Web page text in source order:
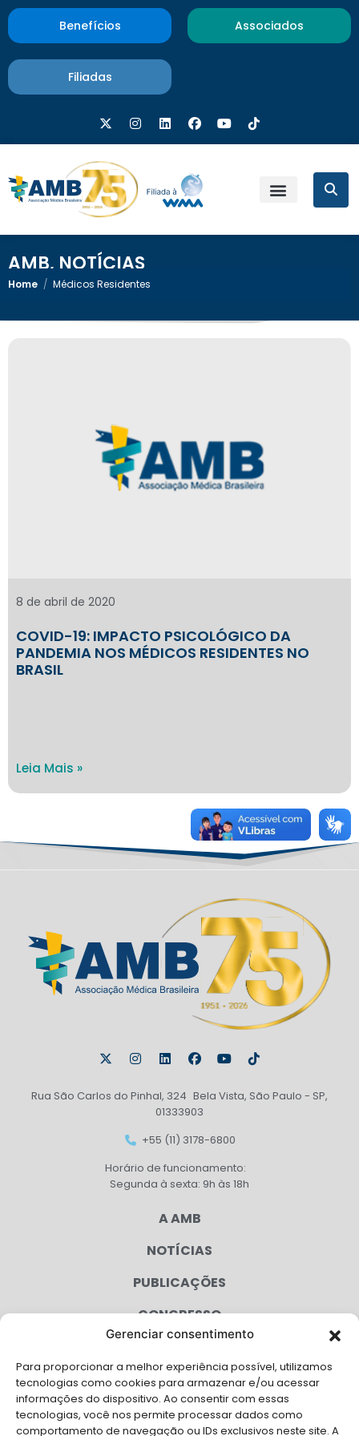
Gerenciar consentimento
Para proporcionar a melhor experiência possível, utilizamos
tecnologias como cookies para armazenar e/ou acessar
informações do dispositivo. Ao consentir com essas
tecnologias, você nos permite processar dados como
comportamento de navegação ou IDs exclusivos neste site. A
Benefícios Associados
Filiadas
AMB, NOTÍCIAS
Home / Médicos Residentes
COVID-19: IMPACTO PSICOLÓGICO DA
PANDEMIA NOS MÉDICOS RESIDENTES NO
BRASIL
8 de abril de 2020
Leia Mais »
Rua São Carlos do Pinhal, 324 Bela Vista, São Paulo - SP,
01333903
+55 (11) 3178-6800
Horário de funcionamento:
Segunda à sexta: 9h às 18h
A AMB
NOTÍCIAS
PUBLICAÇÕES
CONGRESSO
CAMPANHAS
SERVIÇOS